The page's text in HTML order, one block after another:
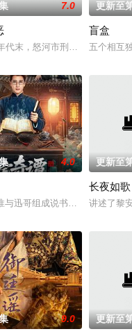
》。现代少女奚圆（姜贞羽
7.0
代末，怒河市刑侦支队在无普
更新至
盲盒
五个相互
限公司
4.0
与迅哥组成说书班子，偶遇“白
更新至
长夜如歌
讲述了黎
9.0 更新至